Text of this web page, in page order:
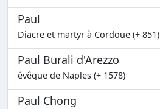
Paul
Diacre et martyr à Cordoue (+ 851)
Paul Burali d'Arezzo
évêque de Naples (+ 1578)
Paul Chong